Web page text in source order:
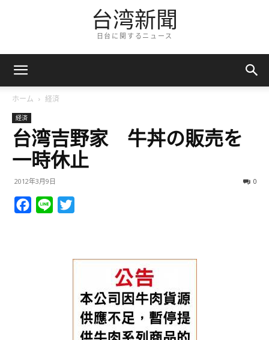
台湾新聞
日台に関するニュース
ホーム 経済
経済
台湾吉野家 牛丼の販売を
一時休止
2012年3月9日 0
Facebook
Line